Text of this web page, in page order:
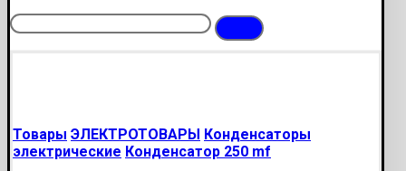
Товары ЭЛЕКТРОТОВАРЫ Конденсаторы
электрические Конденсатор 250 mf